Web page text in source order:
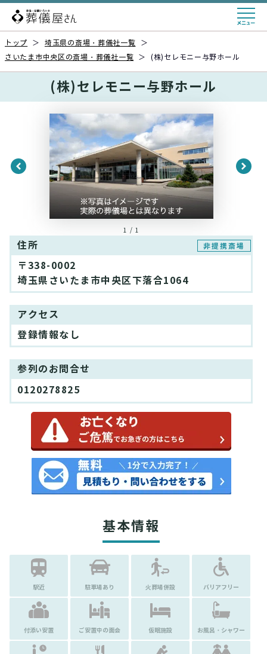
トップ ＞ 埼玉県の斎場・葬儀社一覧
＞
さいたま市中央区の斎場・葬儀社一覧 ＞ (株)セレモニー与野ホール
(株)セレモニー与野ホール
1 / 1
住所 非提携斎場
〒338-0002
埼玉県さいたま市中央区下落合1064
アクセス
登録情報なし
参列のお問合せ
0120278825
基本情報
駅近 駐車場あり 火葬場併設 バリアフリー
付添い安置 ご安置中の面会 仮眠施設 お風呂・シャワー